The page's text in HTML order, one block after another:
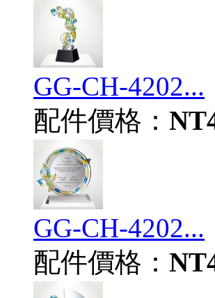
GG-CH-4202...
配件價格：
GG-CH-4202...
配件價格：